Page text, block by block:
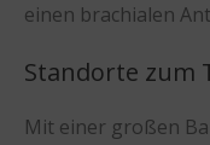
einen brachialen
Standorte zum
Mit einer großen